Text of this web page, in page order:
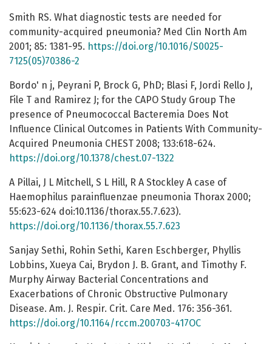
Smith RS. What diagnostic tests are needed for
community-acquired pneumonia? Med Clin North Am
2001; 85: 1381-95. https://doi.org/10.1016/S0025-
7125(05)70386-2
Bordo' n j, Peyrani P, Brock G, PhD; Blasi F, Jordi Rello J,
File T and Ramirez J; for the CAPO Study Group The
presence of Pneumococcal Bacteremia Does Not
Influence Clinical Outcomes in Patients With Community-
Acquired Pneumonia CHEST 2008; 133:618-624.
https://doi.org/10.1378/chest.07-1322
A Pillai, J L Mitchell, S L Hill, R A Stockley A case of
Haemophilus parainfluenzae pneumonia Thorax 2000;
55:623-624 doi:10.1136/thorax.55.7.623).
https://doi.org/10.1136/thorax.55.7.623
Sanjay Sethi, Rohin Sethi, Karen Eschberger, Phyllis
Lobbins, Xueya Cai, Brydon J. B. Grant, and Timothy F.
Murphy Airway Bacterial Concentrations and
Exacerbations of Chronic Obstructive Pulmonary
Disease. Am. J. Respir. Crit. Care Med. 176: 356-361.
https://doi.org/10.1164/rccm.200703-417OC